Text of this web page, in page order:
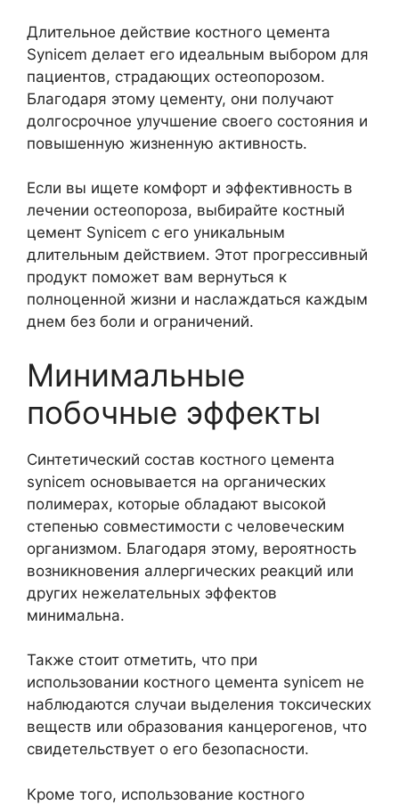
Длительное действие костного цемента
Synicem делает его идеальным выбором для
пациентов, страдающих остеопорозом.
Благодаря этому цементу, они получают
долгосрочное улучшение своего состояния и
повышенную жизненную активность.
Если вы ищете комфорт и эффективность в
лечении остеопороза, выбирайте костный
цемент Synicem с его уникальным
длительным действием. Этот прогрессивный
продукт поможет вам вернуться к
полноценной жизни и наслаждаться каждым
днем без боли и ограничений.
Минимальные
побочные эффекты
Синтетический состав костного цемента
synicem основывается на органических
полимерах, которые обладают высокой
степенью совместимости с человеческим
организмом. Благодаря этому, вероятность
возникновения аллергических реакций или
других нежелательных эффектов
минимальна.
Также стоит отметить, что при
использовании костного цемента synicem не
наблюдаются случаи выделения токсических
веществ или образования канцерогенов, что
свидетельствует о его безопасности.
Кроме того, использование костного